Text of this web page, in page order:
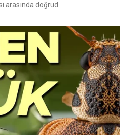
arasında doğrud